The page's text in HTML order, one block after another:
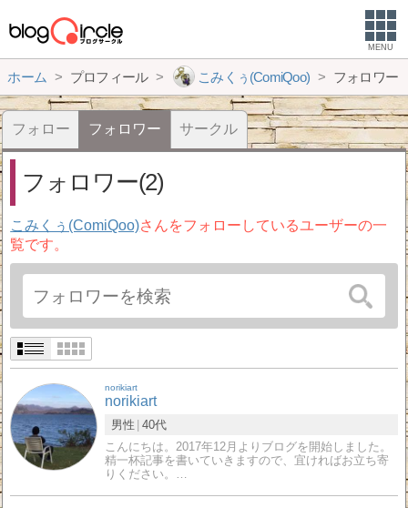
MENU
ホーム プロフィール こみくぅ(ComiQoo) フォロワー
フォロー フォロワー サークル
フォロワー(2)
こみくぅ(ComiQoo)さんをフォローしているユーザーの一
覧です。
norikiart
norikiart
男性 40代
こんにちは。2017年12月よりブログを開始しました。
精一杯記事を書いていきますので、宜ければお立ち寄
りください。…